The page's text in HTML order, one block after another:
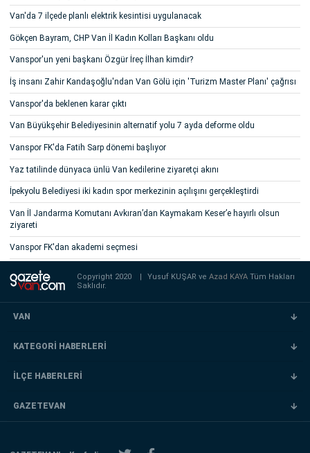
Van'da 7 ilçede planlı elektrik kesintisi uygulanacak
Gökçen Bayram, CHP Van İl Kadın Kolları Başkanı oldu
Vanspor'un yeni başkanı Özgür İreç İlhan kimdir?
İş insanı Zahir Kandaşoğlu'ndan Van Gölü için 'Turizm Master Planı' çağrısı
Vanspor'da beklenen karar çıktı
Van Büyükşehir Belediyesinin alternatif yolu 7 ayda deforme oldu
Vanspor FK'da Fatih Sarp dönemi başlıyor
Yaz tatilinde dünyaca ünlü Van kedilerine ziyaretçi akını
İpekyolu Belediyesi iki kadın spor merkezinin açılışını gerçekleştirdi
Van İl Jandarma Komutanı Avkıran’dan Kaymakam Keser’e hayırlı olsun
ziyareti
Vanspor FK'dan akademi seçmesi
Copyright 2020 Yusuf KUŞAR veAzad KAYATüm Hakları
Saklıdır.
VAN
KATEGORİ HABERLERİ
İLÇE HABERLERİ
GAZETEVAN